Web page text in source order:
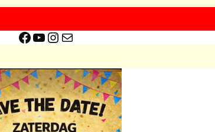
Facebook
YouTube
Instagram
E-mail